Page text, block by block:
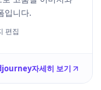
입니다.
편집
자세히 보기